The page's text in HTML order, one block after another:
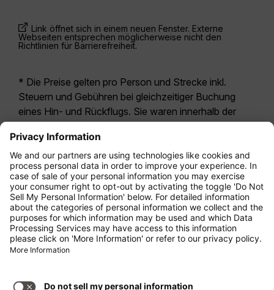
Link öffnet sich in einem neuen Fenster. Externe
Webseiten entsprechen möglicherweise nicht den
Richtlinien für Barrierefreiheit.
* Die Preise gelten pro Person und Strecke inkl.
Steuern und Gebühren bei gleichzeitiger Buchung
eines Hin- und Rückflugs. Sie waren innerhalb der
möglicherweise nicht mehr aktuell. Bei den für die
Economy Class angegebenen Tarifen handelt es
sich i.d.R. um Economy Zero, unsere restriktivste
Tarifoption. Es können hierfür zusätzliche Gebühren
fürAufgabegepäckoder für andere optionale
Leistungen anfallen. Es gelten dieAllgemeinen
Geschäftsbedingungen .